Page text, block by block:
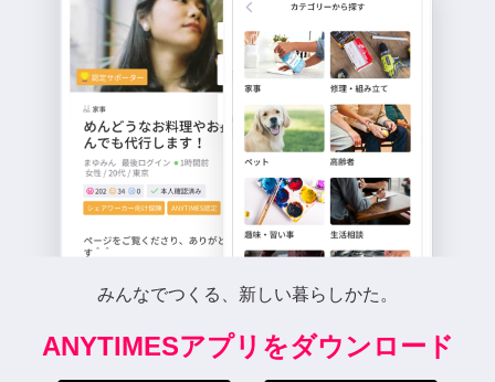
みんなでつくる、新しい暮らしかた。
ANYTIMESアプリをダウンロード